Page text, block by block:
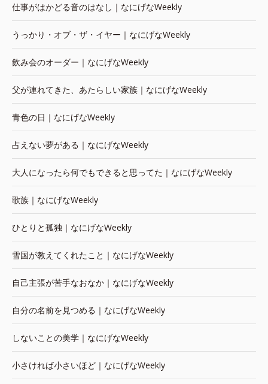
仕事がはかどる音のはなし｜なにげなWeekly
うっかり・オブ・ザ・イヤー｜なにげなWeekly
飲み会のオーダー｜なにげなWeekly
父が連れてきた、あたらしい家族｜なにげなWeekly
青色の日｜なにげなWeekly
占えない夢がある｜なにげなWeekly
大人になったら何でもできると思ってた｜なにげなWeekly
歌族｜なにげなWeekly
ひとりと孤独｜なにげなWeekly
雪国が教えてくれたこと｜なにげなWeekly
自己主張が苦手なおなか｜なにげなWeekly
自分の名前を見つめる｜なにげなWeekly
しないことの美学｜なにげなWeekly
小さければ小さいほど｜なにげなWeekly